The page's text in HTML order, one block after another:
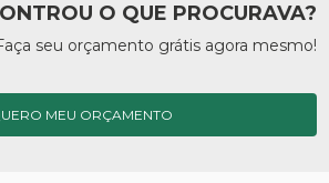
O QUE PROCURAVA?
seu orçamento grátis agora mesmo!
MEU ORÇAMENTO